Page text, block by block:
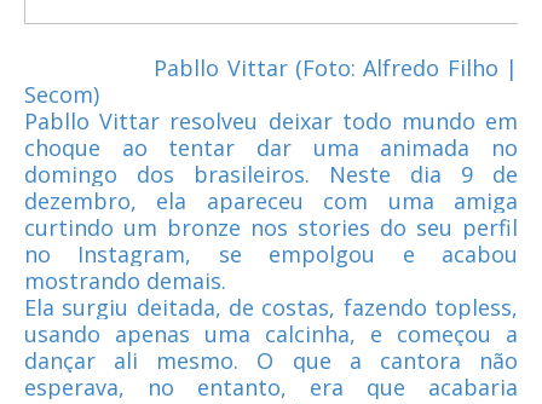
Pabllo Vittar (Foto: Alfredo Filho |
Secom)
Pabllo Vittar resolveu deixar todo mundo em
choque ao tentar dar uma animada no
domingo dos brasileiros. Neste dia 9 de
dezembro, ela apareceu com uma amiga
curtindo um bronze nos stories do seu perfil
no Instagram, se empolgou e acabou
mostrando demais.
Ela surgiu deitada, de costas, fazendo topless,
usando apenas uma calcinha, e começou a
dançar ali mesmo. O que a cantora não
esperava, no entanto, era que acabaria